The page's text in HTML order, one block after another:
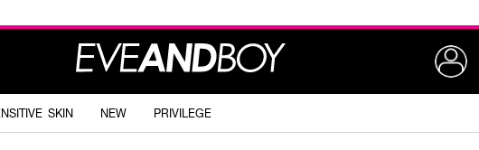
SKIN NEW PRIVILEGE